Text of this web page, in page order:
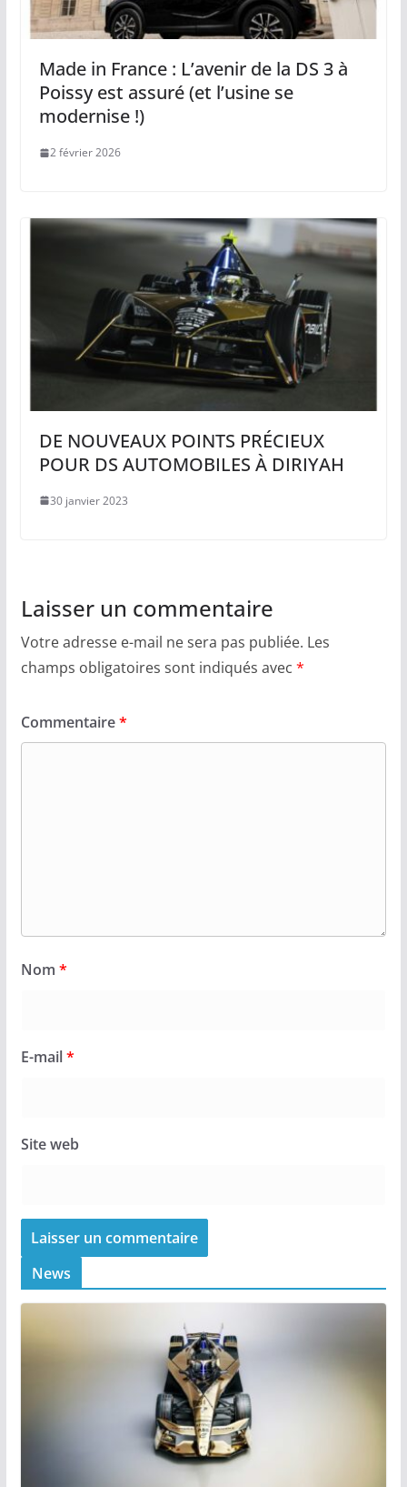
Made in France : L’avenir de la DS 3 à
Poissy est assuré (et l’usine se
modernise !)
2 février 2026
DE NOUVEAUX POINTS PRÉCIEUX
POUR DS AUTOMOBILES À DIRIYAH
30 janvier 2023
Laisser un commentaire
Votre adresse e-mail ne sera pas publiée. Les
champs obligatoires sont indiqués avec *
Commentaire*
Nom *
E-mail*
Site web
News